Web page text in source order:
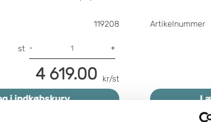
betydeligt hurtigere ved at
direkte på uden først at
fra papiret. Når
fra en etiketdispenser,
automatisk madet og er
er tilgængelig
119208
st - +
4 619.00 kr/st
i indkøbskurv
påføre
etiket og
skulle skille
etiketten
bliver næste
klar til brug.
til forskellige
Artikelnummer